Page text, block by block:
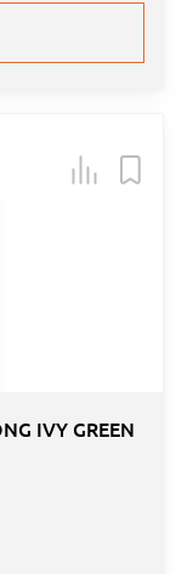
IVY GREEN